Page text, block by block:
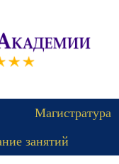
Магистратура
занятий